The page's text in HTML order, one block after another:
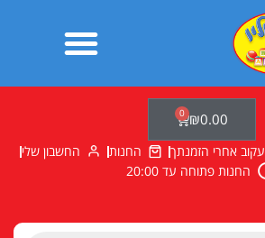
₪0.00
0
עגלת
קניות
עקוב אחרי הזמנתך החנות
החשבון שלי
החנות פתוחה עד 20:00